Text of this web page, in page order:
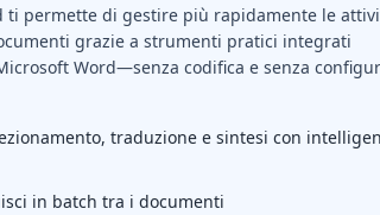
ti permette di gestire più rapidamente le
grazie a strumenti pratici integrati
Word—senza codifica e senza
traduzione e sintesi con
in batch tra i documenti